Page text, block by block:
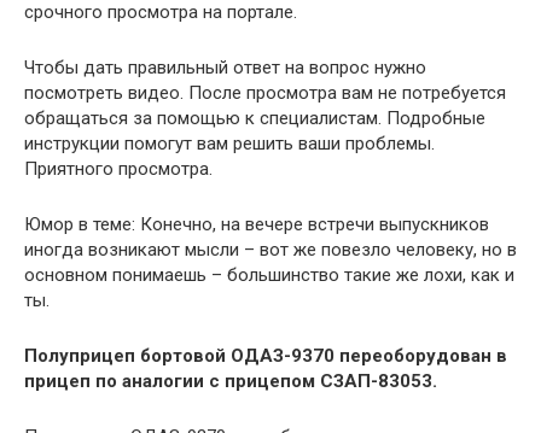
срочного просмотра на портале.
Чтобы дать правильный ответ на вопрос нужно
посмотреть видео. После просмотра вам не потребуется
обращаться за помощью к специалистам. Подробные
инструкции помогут вам решить ваши проблемы.
Приятного просмотра.
Юмор в теме: Конечно, на вечере встречи выпускников
иногда возникают мысли – вот же повезло человеку, но в
основном понимаешь – большинство такие же лохи, как и
ты.
Полуприцеп бортовой ОДАЗ-9370 переоборудован в
прицеп по аналогии с прицепом СЗАП-83053.